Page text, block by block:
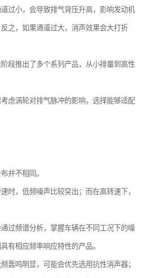
过小，会导致排气背压升高，影响发动机
之，如果通道过大，消声效果会大打折
段推出了多个系列产品，从小排量到高性
虑涡轮对排气脉冲的影响，选择能够适配
并不相同。
时，低频噪声比较突出；而在高转速下，
过频谱分析，掌握车辆在不同工况下的噪
有相应频率响应特性的产品。
轰鸣明显，可能会优先选用抗性消声器；